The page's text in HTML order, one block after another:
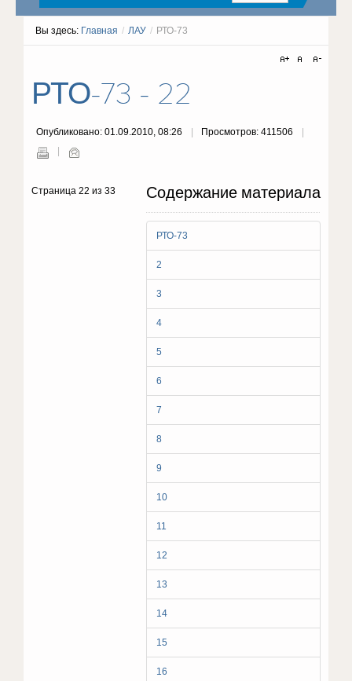
Вы здесь: Главная / ЛАУ / РТО-73
РТО-73 - 22
Опубликовано: 01.09.2010, 08:26 Просмотров: 411506
Содержание материала
РТО-73
2
3
4
5
6
7
8
9
10
11
12
13
14
15
16
Страница 22 из 33